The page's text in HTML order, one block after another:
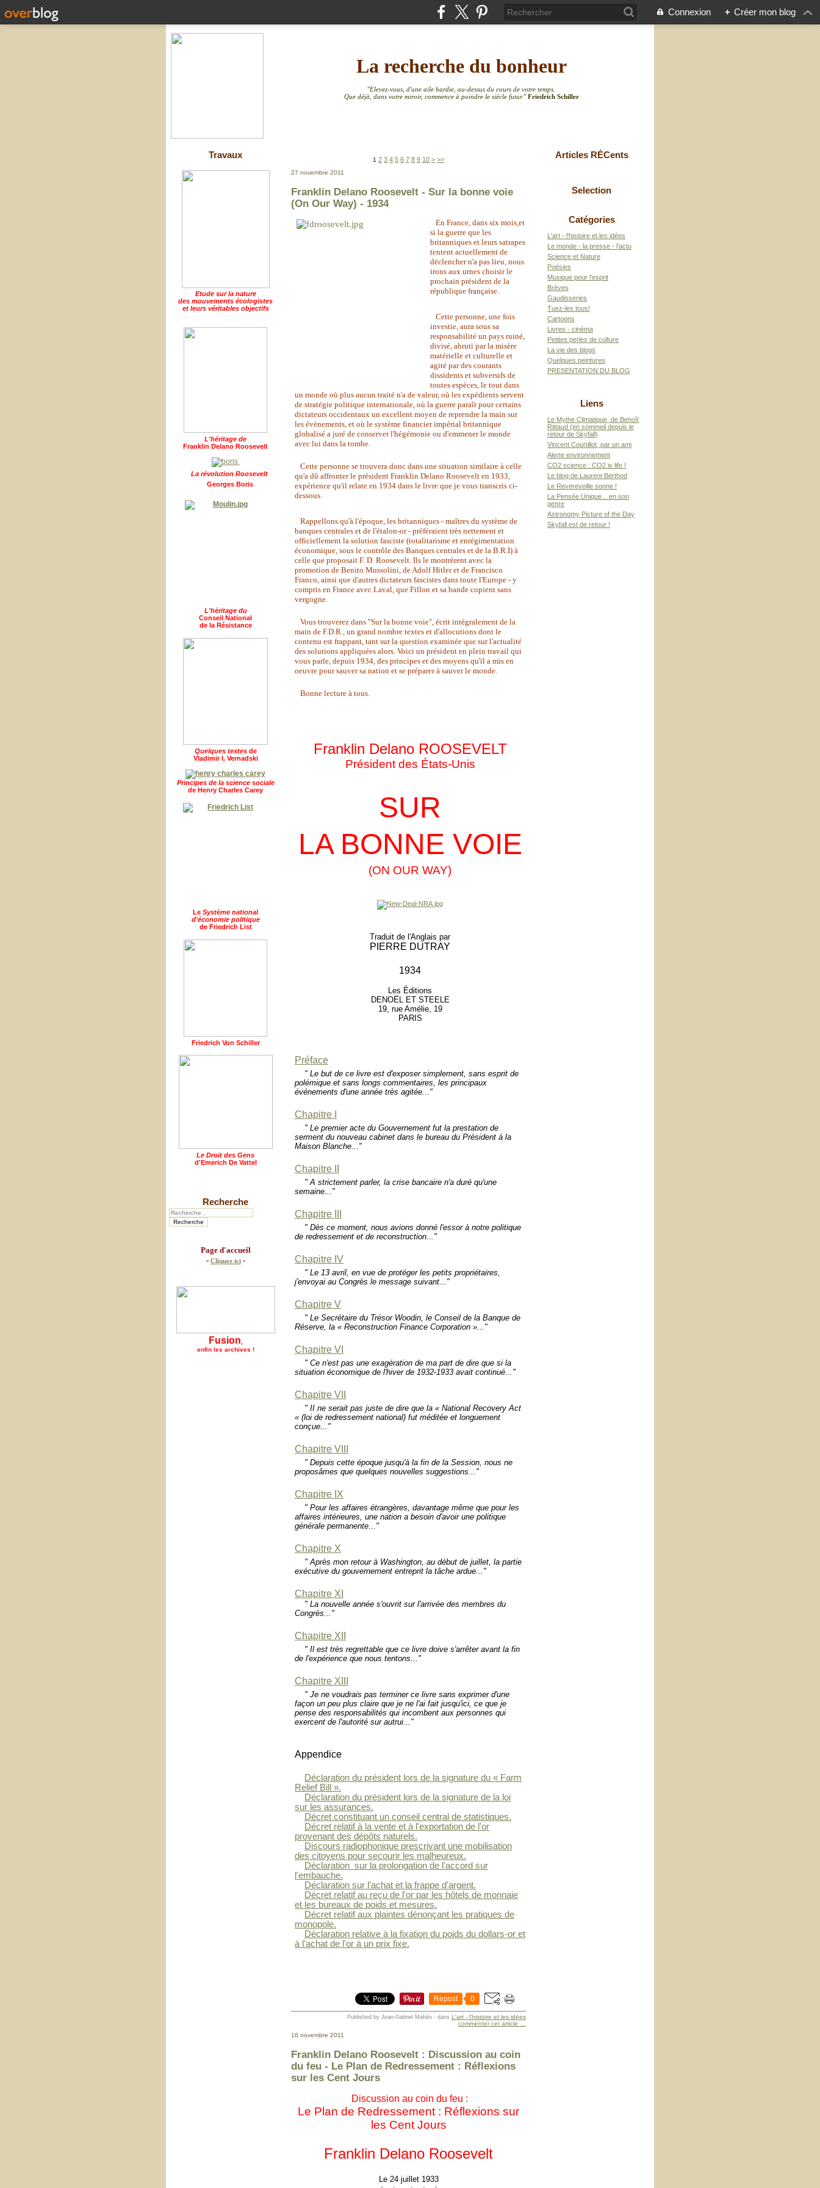
Connexion + Créer mon blog
La recherche du bonheur
"Elevez-vous, d'une aile hardie, au-dessus du cours de votre temps.
Que déjà, dans votre miroir, commence à poindre le siècle futur." Friedrich Schiller
Travaux
Etude sur la nature
des mouvements écologistes
et leurs véritables objectifs
L'héritage de
Franklin Delano Roosevelt
La révolution Roosevelt
Georges Boris
L'héritage du
Conseil National
de la Résistance
Quelques textes de
Vladimir I. Vernadski
Principes de la science sociale
de Henry Charles Carey
Le Système national
d'économie politique
de Friedrich List
Friedrich Von Schiller
Le Droit des Gens
d'Emerich De Vattel
Recherche
Page d'accueil
- Cliquez ici-
Fusion
enfin les archives !
1 2 3 4 5 6 7 8 9 10 20
30
40
> >>
27 novembre 2011
Franklin Delano Roosevelt - Sur la bonne voie
(On Our Way) - 1934
En France, dans six mois,et
si la guerre que les
britanniques et leurs satrapes
tentent actuellement de
déclencher n'a pas lieu, nous
irons aux urnes choisir le
prochain président de la
république française.
Cette personne, une fois
investie, aura sous sa
responsabilité un pays ruiné,
divisé, abruti par la misère
matérielle et culturelle et
agité par des courants
dissidents et subversifs de
toutes espèces, le tout dans
un monde où plus aucun traité n'a de valeur, où les expédients servent
de stratégie politique internationale, où la guerre paraît pour certains
dictateurs occidentaux un excellent moyen de reprendre la main sur
les évènements, et où le système financier impérial britannique
globalisé a juré de conserver l'hégémonie ou d'emmener le monde
avec lui dans la tombe.
Cette personne se trouvera donc dans une situation similaire à celle
qu'a dû affronter le président Franklin Delano Roosevelt en 1933,
expérience qu'il relate en 1934 dans le livre que je vous transcris ci-
dessous.
Rappellons qu'à l'époque, les britanniques - maîtres du système de
banques centrales et de l'étalon-or - préféraient très nettement et
officiellement la solution fasciste (totalitarisme et enrégimentation
économique, sous le contrôle des Banques centrales et de la B.R.I) à
celle que proposait F. D. Roosevelt. Ils le montrèrent avec la
promotion de Benito Mussolini, de Adolf Hitler et de Francisco
Franco, ainsi que d'autres dictateurs fascistes dans toute l'Europe - y
compris en France avec Laval, que Fillon et sa bande copient sans
vergogne.
Vous trouverez dans "Sur la bonne voie", écrit intégralement de la
main de F.D.R., un grand nombre textes et d'allocutions dont le
contenu est frappant, tant sur la question examinée que sur l'actualité
des solutions appliquées alors. Voici un président en plein travail qui
vous parle, depuis 1934, des principes et des moyens qu'il a mis en
oeuvre pour sauver sa nation et se préparer à sauver le monde.
Bonne lecture à tous.
Franklin Delano ROOSEVELT
Président des États-Unis
SUR
LA BONNE VOIE
(ON OUR WAY)
Traduit de l'Anglais par
PIERRE DUTRAY
1934
Les Éditions
DENOËL ET STEELE
19, rue Amélie, 19
PARIS
Préface
" Le but de ce livre est d'exposer simplement, sans esprit de
polémique et sans longs commentaires, les principaux
événements d'une année très agitée..."
Chapitre I
" Le premier acte du Gouvernement fut la prestation de
serment du nouveau cabinet dans le bureau du Président à la
Maison Blanche..."
Chapitre II
" A strictement parler, la crise bancaire n'a duré qu'une
semaine..."
Chapitre III
" Dès ce moment, nous avions donné l'essor à notre politique
de redressement et de reconstruction..."
Chapitre IV
" Le 13 avril, en vue de protéger les petits propriétaires,
j'envoyai au Congrès le message suivant..."
Chapitre V
" Le Secrétaire du Trésor Woodin, le Conseil de la Banque de
Réserve, la « Reconstruction Finance Corporation »..."
Chapitre VI
" Ce n'est pas une exagération de ma part de dire que si la
situation économique de l'hiver de 1932-1933 avait continué..."
Chapitre VII
" II ne serait pas juste de dire que la « National Recovery Act
« (loi de redressement national) fut méditée et longuement
conçue..."
Chapitre VIII
" Depuis cette époque jusqu'à la fin de la Session, nous ne
proposâmes que quelques nouvelles suggestions..."
Chapitre IX
" Pour les affaires étrangères, davantage même que pour les
affaires intérieures, une nation a besoin d'avoir une politique
générale permanente..."
Chapitre X
" Après mon retour à Washington, au début de juillet, la partie
exécutive du gouvernement entreprit la tâche ardue..."
Chapitre XI
" La nouvelle année s'ouvrit sur l'arrivée des membres du
Congrès..."
Chapitre XII
" Il est très regrettable que ce livre doive s'arrêter avant la fin
de l'expérience que nous tentons..."
Chapitre XIII
" Je ne voudrais pas terminer ce livre sans exprimer d'une
façon un peu plus claire que je ne l'ai fait jusqu'ici, ce que je
pense des responsabilités qui incombent aux personnes qui
exercent de l'autorité sur autrui..."
Appendice
Déclaration du président lors de la signature du « Farm
Relief Bill ».
Déclaration du président lors de la signature de la loi
sur les assurances.
Décret constituant un conseil central de statistiques.
Décret relatif à la vente et à l'exportation de l'or
provenant des dépôts naturels.
Discours radiophonique prescrivant une mobilisation
des citoyens pour secourir les malheureux.
Déclaration sur la prolongation de l'accord sur
l'embauche.
Déclaration sur l'achat et la frappe d'argent.
Décret relatif au reçu de l'or par les hôtels de monnaie
et les bureaux de poids et mesures.
Décret relatif aux plaintes dénonçant les pratiques de
monopole.
Déclaration relative à la fixation du poids du dollars-or et
à l'achat de l'or à un prix fixe.
Repost 0
Published by Jean-Gabriel Mahéo - dans L'art - l'histoire et les idées
commenter cet article
16 novembre 2011
Franklin Delano Roosevelt : Discussion au coin
du feu - Le Plan de Redressement : Réflexions
sur les Cent Jours
Discussion au coin du feu :
Le Plan de Redressement : Réflexions sur
les Cent Jours
Franklin Delano Roosevelt
Le 24 juillet 1933
Articles RÉCents
Selection
Catégories
L'art - l'histoire et les idées
Le monde - la presse - l'actu
Science et Nature
Poésies
Musique pour l'esprit
Brèves
Gaudisseries
Tuez-les tous!
Cartoons
Livres - cinéma
Petites perles de culture
La vie des blogs
Quelques peintures
PRESENTATION DU BLOG
Liens
Le Mythe Climatique, de Benoît
Rittaud (en sommeil depuis le
retour de Skyfall)
Vincent Courtillot, par un ami
Alerte environnement
CO2 science : CO2 is life !
Le blog de Laurent Berthod
Le Revereveille sonne !
La Pensée Unique... en son
genre
Astronomy Picture of the Day
Skyfall est de retour !